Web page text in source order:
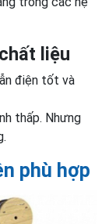
liệu
điện tốt và
thấp. Nhưng
phù hợp